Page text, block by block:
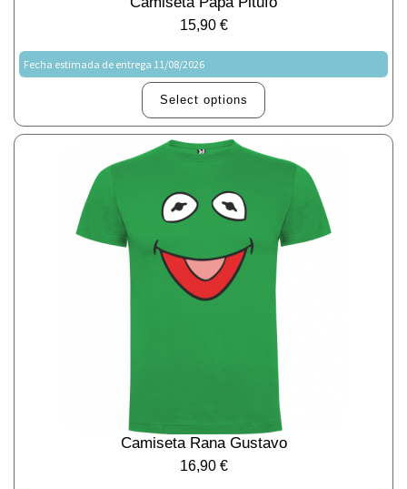
15,90 €
Fecha estimada de entrega 11/08/2026
Select options
Camiseta Rana Gustavo
16,90 €